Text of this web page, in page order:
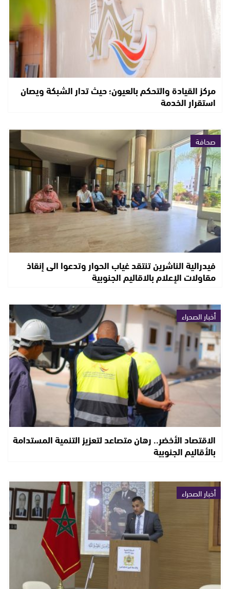
مركز القيادة والتحكم بالعيون؛ حيث تدار الشبكة ويصان
استقرار الخدمة
صحافة
فيدرالية الناشرين تنتقد غياب الحوار وتدعوا الى إنقاذ
مقاولات الإعلام بالاقاليم الجنوبية
أخبار الصحراء
الاقتصاد الأخضر.. رهان متصاعد لتعزيز التنمية المستدامة
بالأقاليم الجنوبية
أخبار الصحراء